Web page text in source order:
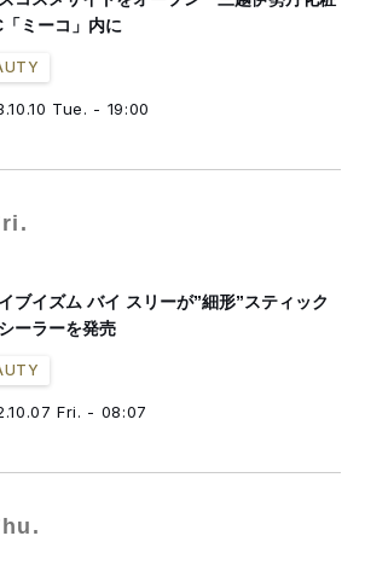
「ミーコ」内に
Tue. - 19:00
ブイズム バイ スリーが”細形”スティック
ーラーを発売
Fri. - 08:07